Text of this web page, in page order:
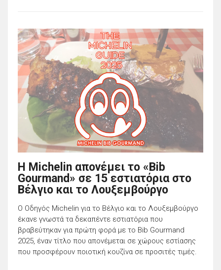
Η Michelin απονέμει το «Bib
Gourmand» σε 15 εστιατόρια στο
Βέλγιο και το Λουξεμβούργο
Ο Οδηγός Michelin για το Βέλγιο και το Λουξεμβούργο
έκανε γνωστά τα δεκαπέντε εστιατόρια που
βραβεύτηκαν για πρώτη φορά με το Bib Gourmand
2025, έναν τίτλο που απονέμεται σε χώρους εστίασης
που προσφέρουν ποιοτική κουζίνα σε προσιτές τιμές.